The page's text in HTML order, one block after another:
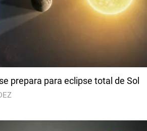
prepara para eclipse total de Sol